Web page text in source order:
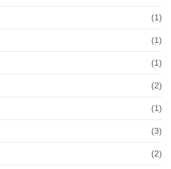
(1)
(1)
(1)
(2)
(1)
(3)
(2)